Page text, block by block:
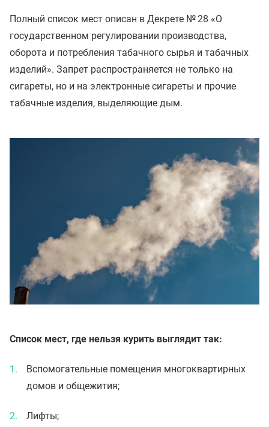
Полный список мест описан в Декрете № 28 «О
государственном регулировании производства,
оборота и потребления табачного сырья и табачных
изделий». Запрет распространяется не только на
сигареты, но и на электронные сигареты и прочие
табачные изделия, выделяющие дым.
Список мест, где нельзя курить выглядит так:
Вспомогательные помещения многоквартирных
домов и общежития;
Лифты;